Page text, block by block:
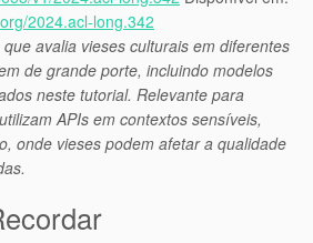
2024.acl-long.342
avalia vieses culturais em diferentes
de grande porte, incluindo modelos
neste tutorial. Relevante para
APIs em contextos sensíveis,
onde vieses podem afetar a qualidade